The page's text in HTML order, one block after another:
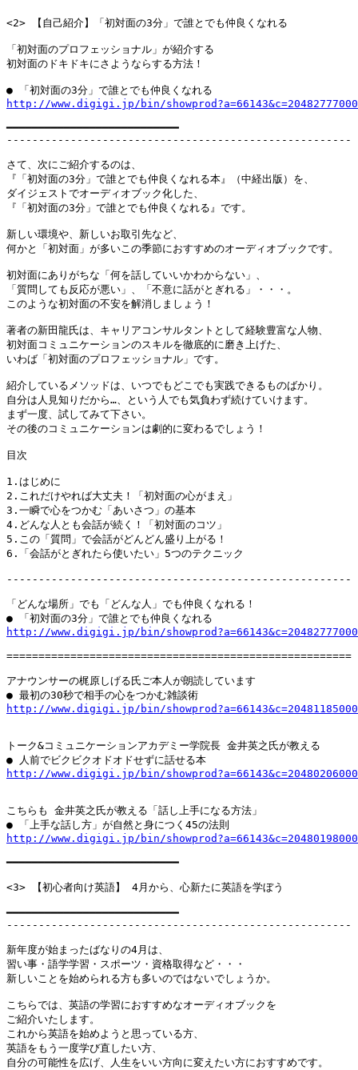
<2> 【自己紹介】「初対面の3分」で誰とでも仲良くなれる
「初対面のプロフェッショナル」が紹介する
初対面のドキドキにさようならする方法！
http://www.digigi.jp/bin/
━━━━━━━━━━━━━━━━━━━━━━━━━━━
------------------------------------------------------
さて、次にご紹介するのは、
『「初対面の3分」で誰とでも仲良くなれる本』（中経出版）を、
ダイジェストでオーディオブック化した、
『「初対面の3分」で誰とでも仲良くなれる』です。
新しい環境や、新しいお取引先など、
何かと「初対面」が多いこの季節におすすめのオーディオブックです。
初対面にありがちな「何を話していいかわからない」、
「質問しても反応が悪い」、「不意に話がとぎれる」・・・。
このような初対面の不安を解消しましょう！
著者の新田龍氏は、キャリアコンサルタントとして経験豊富な人物、
初対面コミュニケーションのスキルを徹底的に磨き上げた、
いわば「初対面のプロフェッショナル」です。
紹介しているメソッドは、いつでもどこでも実践できるものばかり。
自分は人見知りだから…、という人でも気負わず続けていけます。
まず一度、試してみて下さい。
その後のコミュニケーションは劇的に変わるでしょう！
目次
1.はじめに
2.これだけやれば大丈夫！「初対面の心がまえ」
3.一瞬で心をつかむ「あいさつ」の基本
4.どんな人とも会話が続く！「初対面のコツ」
5.この「質問」で会話がどんどん盛り上がる！
6.「会話がとぎれたら使いたい」5つのテクニック
------------------------------------------------------
「どんな場所」でも「どんな人」でも仲良くなれる！
http://www.digigi.jp/bin/
======================================================
アナウンサーの梶原しげる氏ご本人が朗読しています
http://www.digigi.jp/bin/
トーク&コミュニケーションアカデミー学院長 金井英之氏が教える
http://www.digigi.jp/bin/
こちらも 金井英之氏が教える「話し上手になる方法」
http://www.digigi.jp/bin/
━━━━━━━━━━━━━━━━━━━━━━━━━━━
<3> 【初心者向け英語】 4月から、心新たに英語を学ぼう
━━━━━━━━━━━━━━━━━━━━━━━━━━━
------------------------------------------------------
新年度が始まったばなりの4月は、
習い事・語学学習・スポーツ・資格取得など・・・
新しいことを始められる方も多いのではないでしょうか。
こちらでは、英語の学習におすすめなオーディオブックを
ご紹介いたします。
これから英語を始めようと思っている方、
英語をもう一度学び直したい方、
自分の可能性を広げ、人生をいい方向に変えたい方におすすめです。